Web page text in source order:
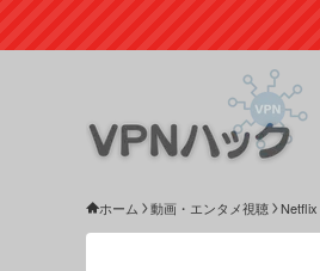
ホーム 動画・エンタメ視聴 Netflix